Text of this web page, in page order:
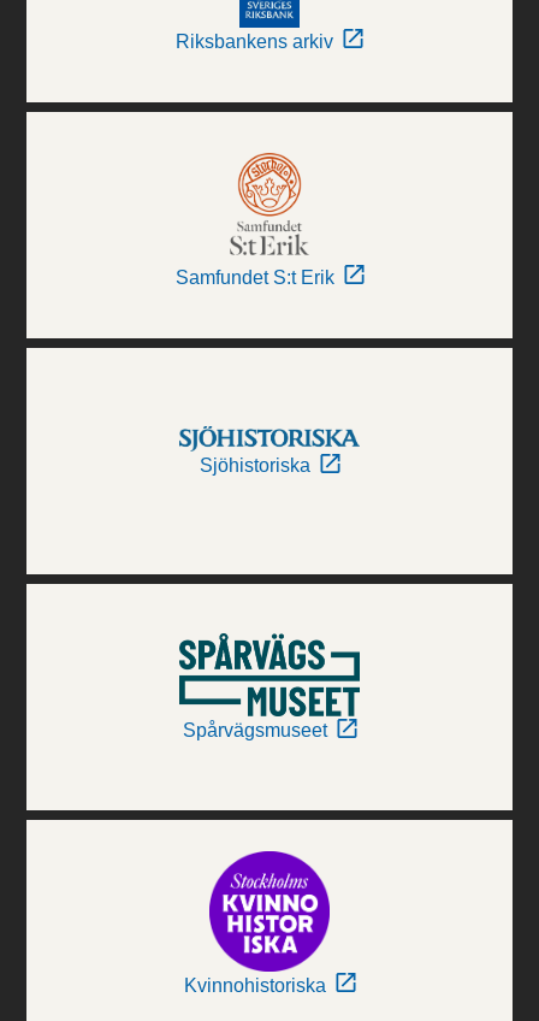
Riksbankens arkiv
Samfundet S:t Erik
Sjöhistoriska
Spårvägsmuseet
Kvinnohistoriska